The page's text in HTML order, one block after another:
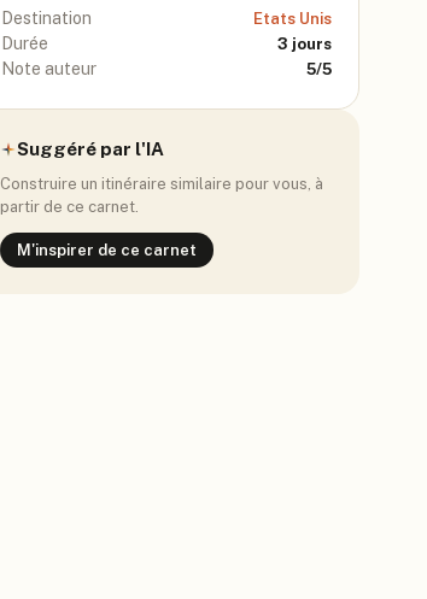
Destination Etats Unis
Durée 3 jours
Note auteur 5/5
Suggéré par l'IA
Construire un itinéraire similaire pour vous, à
partir de ce carnet.
M'inspirer de ce carnet